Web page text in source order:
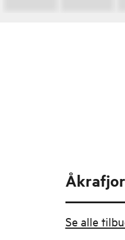
Se alle